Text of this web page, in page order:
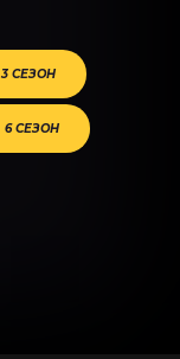
3 СЕЗОН
6 СЕЗОН